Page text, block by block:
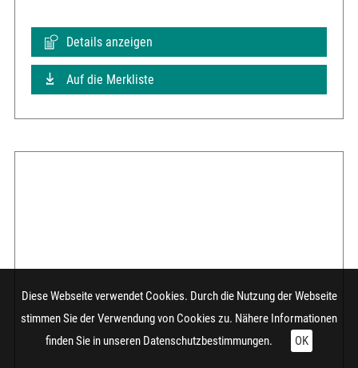
Details anzeigen
Auf die Merkliste
Diese Webseite verwendet Cookies. Durch die Nutzung der Webseite
stimmen Sie der Verwendung von Cookies zu. Nähere Informationen
finden Sie in unseren Datenschutzbestimmungen. OK